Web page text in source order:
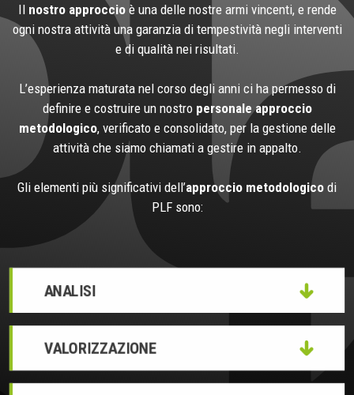
Il nostro approccioè una delle nostre armi vincenti, e rende
ogni nostra attività una garanzia di tempestività negli interventi
e di qualità nei risultati.
L’esperienza maturata nel corso degli anni ci ha permesso di
definire e costruire un nostro personale approccio
metodologico, verificato e consolidato, per la gestione delle
attività che siamo chiamati a gestire in appalto.
Gli elementi più significativi dell’approccio metodologico di
PLF sono:
ANALISI
VALORIZZAZIONE